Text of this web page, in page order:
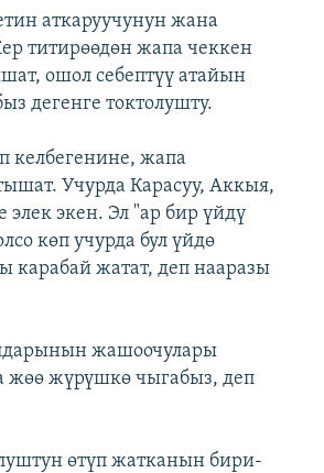
аткаруучунун жана
титирөөдөн жапа чеккен
ошол себептүү атайын
дегенге токтолушту.
келбегенине, жапа
Учурда Карасуу, Аккыя,
экен. Эл "ар бир үйдү
көп учурда бул үйдө
карабай жатат, деп нааразы
жашоочулары
жөө жүрүшкө чыгабыз, деп
өтүп жатканын бири-